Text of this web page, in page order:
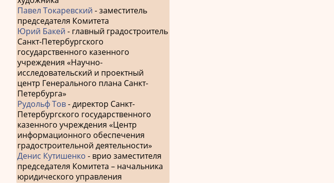
Павел Токаревский - заместитель
председателя Комитета
Юрий Бакей - главный градостроитель
Санкт-Петербургского
государственного казенного
учреждения «Научно-
исследовательский и проектный
центр Генерального плана Санкт-
Петербурга»
Рудольф Тов- директор Санкт-
Петербургского государственного
казенного учреждения «Центр
информационного обеспечения
градостроительной деятельности»
Денис Кутишенко - врио заместителя
председателя Комитета – начальника
юридического управления